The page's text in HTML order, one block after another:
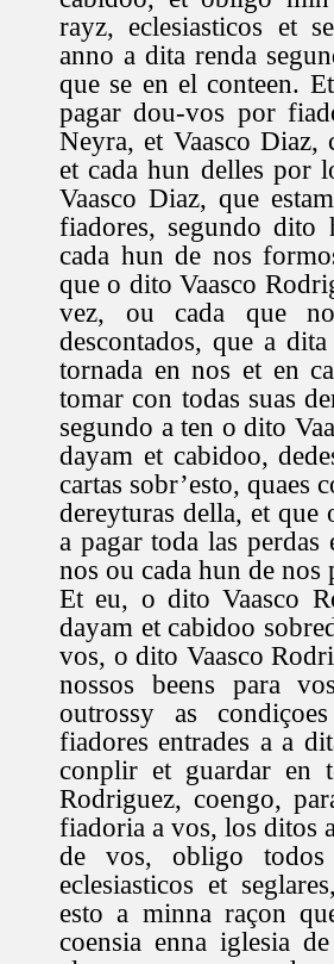
rayz, eclesiasticos et
anno a dita renda
que se en el conteen.
pagar dou-vos por
Neyra, et Vaasco Diaz,
et cada hun delles por
Vaasco Diaz, que
fiadores, segundo
cada hun de nos
que o dito Vaasco
vez, ou cada que
descontados, que a
tornada en nos et en
tomar con todas suas
segundo a ten o dito
dayam et cabidoo,
cartas sobr’esto, quaes
dereyturas della, et que
a pagar toda las perdas
nos ou cada hun de nos
Et eu, o dito Vaasco
dayam et cabidoo
vos, o dito Vaasco
nossos beens para
outrossy as
fiadores entrades a a
conplir et guardar en
Rodriguez, coengo,
fiadoria a vos, los ditos
de vos, obligo todos
eclesiasticos et
esto a minna raçon
coensia enna iglesia